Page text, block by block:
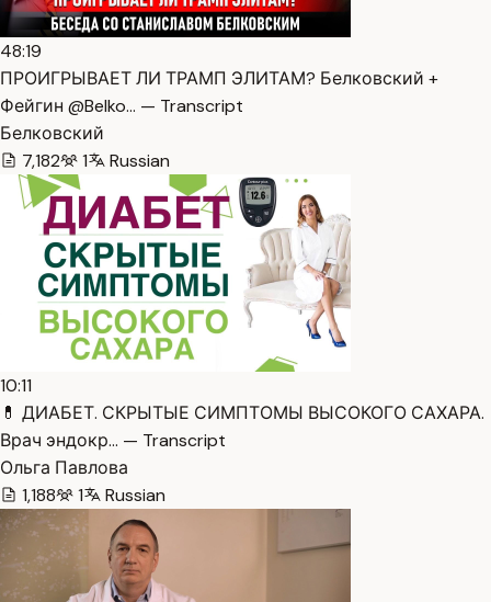
48:19
ПРОИГРЫВАЕТ ЛИ ТРАМП ЭЛИТАМ? Белковский +
Фейгин @Belko… — Transcript
Белковский
7,182
1 Russian
10:11
💊 ДИАБЕТ. СКРЫТЫЕ СИМПТОМЫ ВЫСОКОГО САХАРА.
Врач эндокр… — Transcript
Ольга Павлова
1,188
1 Russian